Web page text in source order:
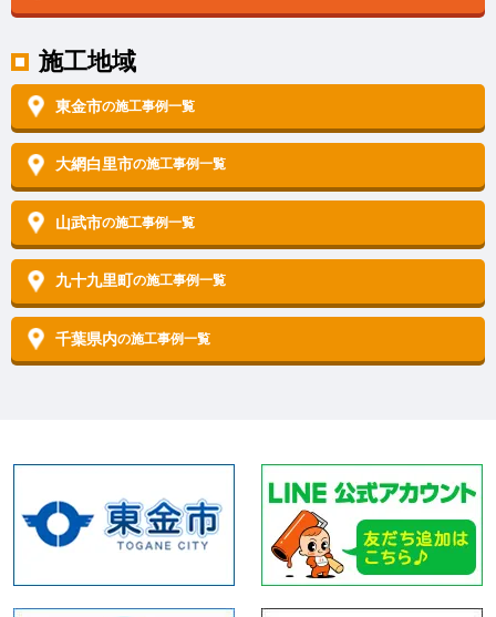
施工地域
東金市の施工事例一覧
大網白里市の施工事例一覧
山武市の施工事例一覧
九十九里町の施工事例一覧
千葉県内の施工事例一覧